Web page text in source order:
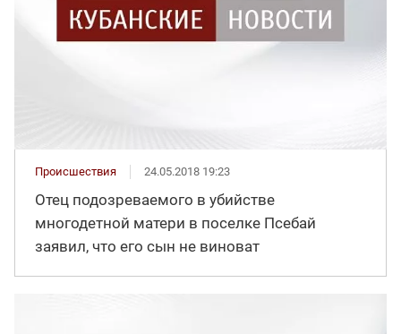
Происшествия 24.05.2018 19:23
Отец подозреваемого в убийстве
многодетной матери в поселке Псебай
заявил, что его сын не виноват